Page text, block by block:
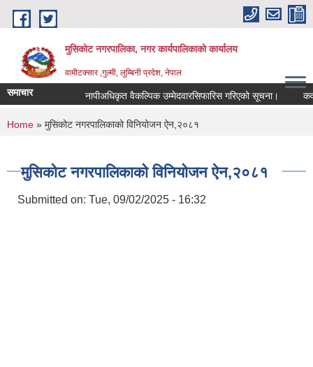
Skip to main content
मुसिकोट नगरपालिका, नगर कार्यपालिकाकाे कार्यालय
वामीटक्सार ,गुल्मी, लुम्बिनी प्रदेश, नेपाल
समाचार नापीअधिकृत वैकल्पिक उम्मेदवारसिफारिस गरिएको सूचना। कवाडी
You are here
Home » मुसिकोट नगरपालिकाको विनियोजन ऐन,२०८१
मुसिकोट नगरपालिकाको विनियोजन ऐन,२०८१
Submitted on: Tue, 09/02/2025 - 16:32